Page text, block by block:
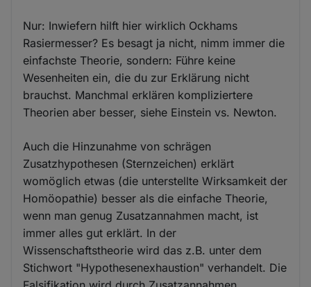
Nur: Inwiefern hilft hier wirklich Ockhams
Rasiermesser? Es besagt ja nicht, nimm immer die
einfachste Theorie, sondern: Führe keine
Wesenheiten ein, die du zur Erklärung nicht
brauchst. Manchmal erklären kompliziertere
Theorien aber besser, siehe Einstein vs. Newton.
Auch die Hinzunahme von schrägen
Zusatzhypothesen (Sternzeichen) erklärt
womöglich etwas (die unterstellte Wirksamkeit der
Homöopathie) besser als die einfache Theorie,
wenn man genug Zusatzannahmen macht, ist
immer alles gut erklärt. In der
Wissenschaftstheorie wird das z.B. unter dem
Stichwort "Hypothesenexhaustion" verhandelt. Die